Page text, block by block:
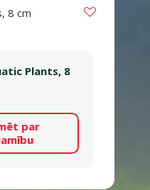
8 cm
Plants, 8
par